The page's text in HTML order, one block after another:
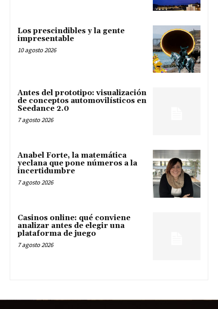
Los prescindibles y la gente
impresentable
10 agosto 2026
Antes del prototipo: visualización
de conceptos automovilísticos en
Seedance 2.0
7 agosto 2026
Anabel Forte, la matemática
yeclana que pone números a la
incertidumbre
7 agosto 2026
Casinos online: qué conviene
analizar antes de elegir una
plataforma de juego
7 agosto 2026